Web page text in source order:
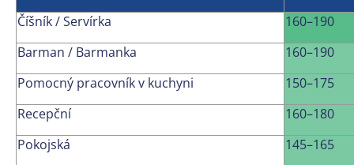
Číšník / Servírka
160–190
Barman / Barmanka
160–190
Pomocný pracovník v kuchyni
150–175
Recepční
160–180
Pokojská
145–165